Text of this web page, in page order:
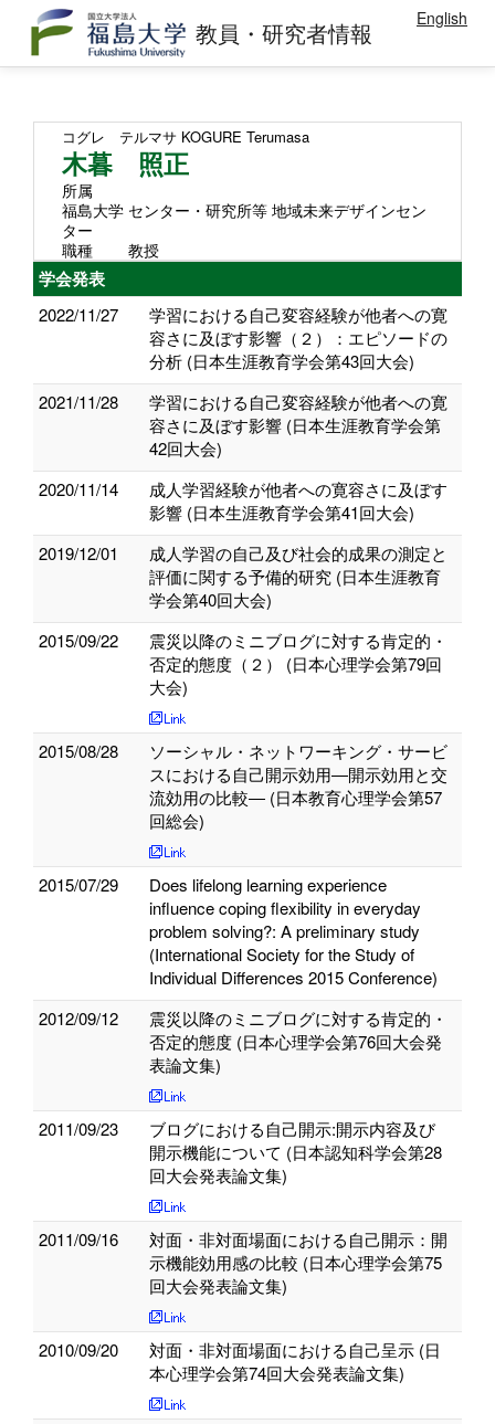
教員・研究者情報 English
コグレ テルマサ KOGURE Terumasa
木暮 照正
所属
福島大学 センター・研究所等 地域未来デザインセン
ター
職種
教授
学会発表
2022/11/27
学習における自己変容経験が他者への寛
容さに及ぼす影響（２）：エピソードの
分析 (日本生涯教育学会第43回大会)
2021/11/28
学習における自己変容経験が他者への寛
容さに及ぼす影響 (日本生涯教育学会第
42回大会)
2020/11/14
成人学習経験が他者への寛容さに及ぼす
影響 (日本生涯教育学会第41回大会)
2019/12/01
成人学習の自己及び社会的成果の測定と
評価に関する予備的研究 (日本生涯教育
学会第40回大会)
2015/09/22
震災以降のミニブログに対する肯定的・
否定的態度（２） (日本心理学会第79回
大会)
2015/08/28
ソーシャル・ネットワーキング・サービ
スにおける自己開示効用―開示効用と交
流効用の比較― (日本教育心理学会第57
回総会)
2015/07/29
Does lifelong learning experience
influence coping flexibility in everyday
problem solving?: A preliminary study
(International Society for the Study of
Individual Differences 2015 Conference)
2012/09/12
震災以降のミニブログに対する肯定的・
否定的態度 (日本心理学会第76回大会発
表論文集)
2011/09/23
ブログにおける自己開示:開示内容及び
開示機能について (日本認知科学会第28
回大会発表論文集)
2011/09/16
対面・非対面場面における自己開示：開
示機能効用感の比較 (日本心理学会第75
回大会発表論文集)
2010/09/20
対面・非対面場面における自己呈示 (日
本心理学会第74回大会発表論文集)